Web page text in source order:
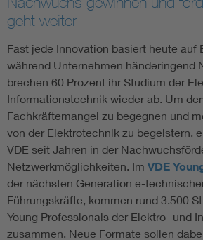
geht weiter
Fast jede Innovation basiert heute auf
während Unternehmen händeringend
brechen 60 Prozent ihr Studium der
Informationstechnik wieder ab. Um
Fachkräftemangel zu begegnen und
von der Elektrotechnik zu begeistern,
VDE seit Jahren in der
Netzwerkmöglichkeiten. Im VDE
der nächsten Generation e-
Führungskräfte, kommen rund 3.500
Young Professionals der Elektro- und
zusammen. Neue Formate sollen